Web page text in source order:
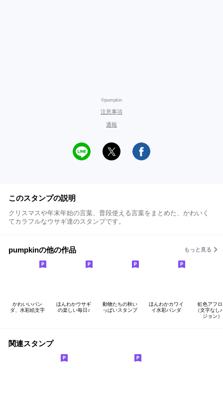
©pumpkin
注意事項
通報
このスタンプの説明
クリスマスや年末年始の言葉、普段使える言葉をまとめた、かわいく
てカラフルなウサギ達のスタンプです。
pumpkinの他の作品 もっと見る
かわいいパン
ダ、水彩絵文字
ほんわかウサギ
の楽しい毎日♪
動物たちの秋い
っぱいスタンプ
ほんわかカワイ
イ水彩パンダ
虹色アフ
（文字なし
ジョン）
関連スタンプ